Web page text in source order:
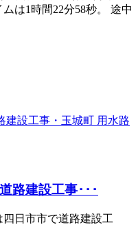
は1時間22分58秒。 途中
路建設工事･･･
日市市で道路建設工